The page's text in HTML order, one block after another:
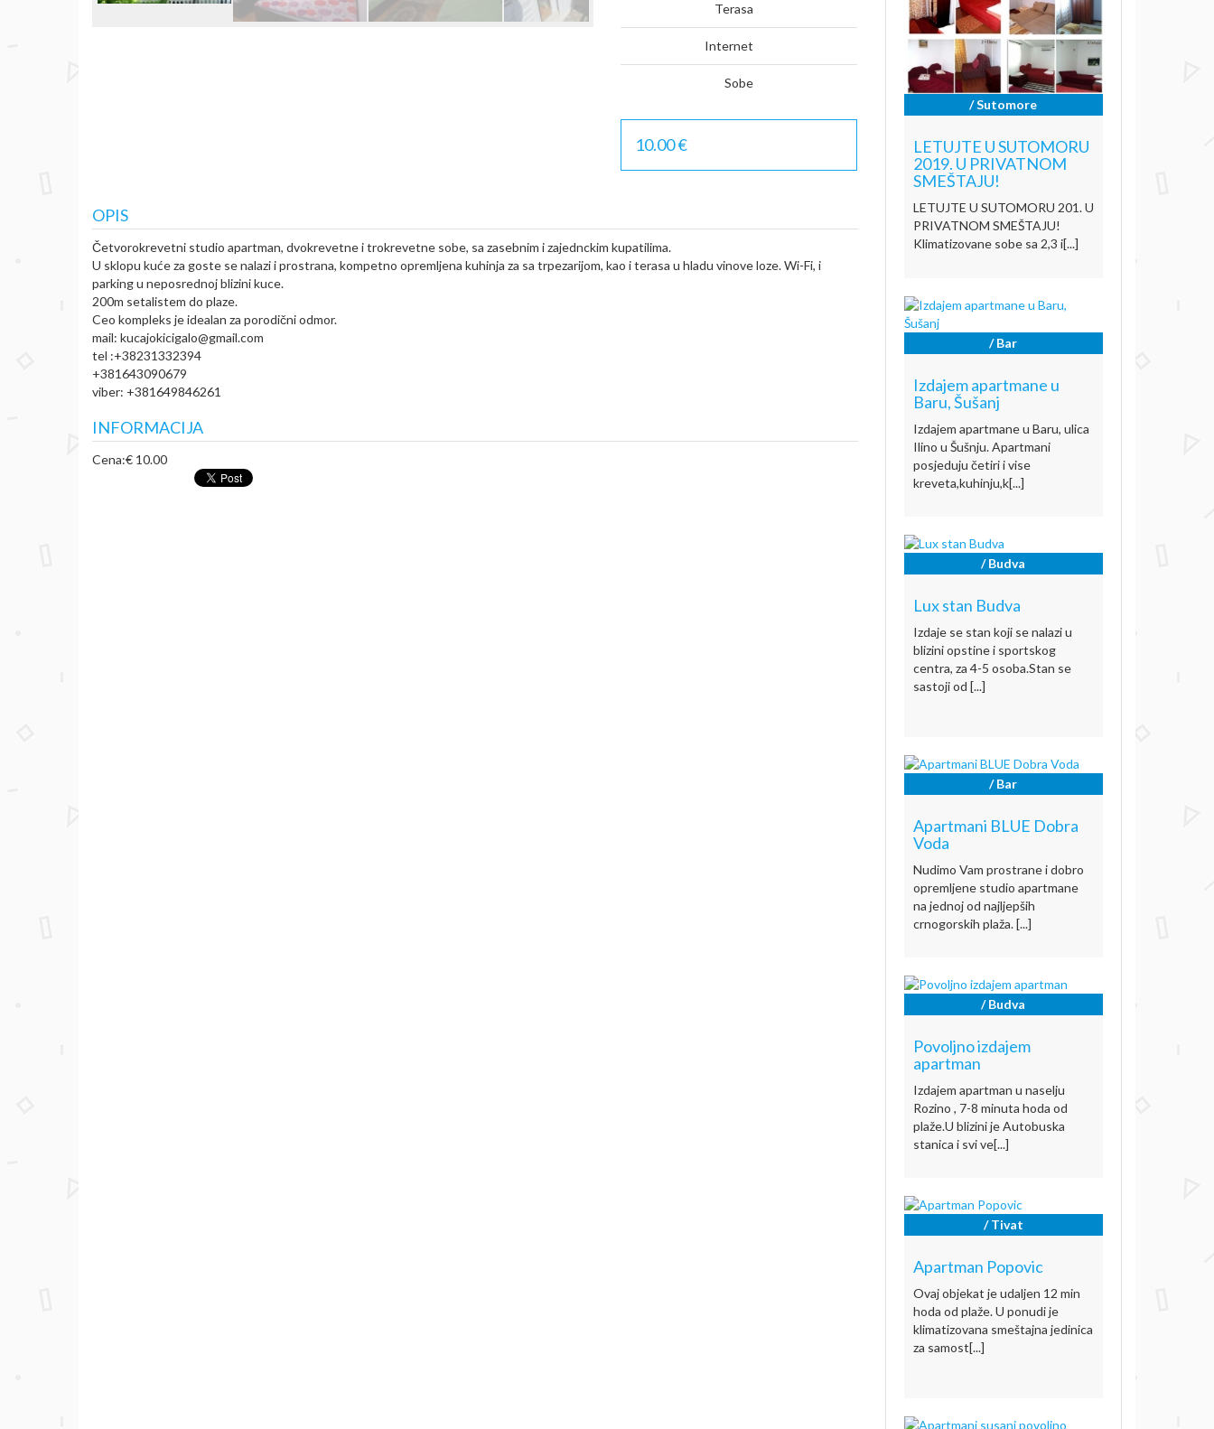
Terasa
Internet
Sobe
10.00 €
OPIS
Četvorokrevetni studio apartman, dvokrevetne i trokrevetne sobe, sa zasebnim i zajednckim kupatilima.
U sklopu kuće za goste se nalazi i prostrana, kompetno opremljena kuhinja za sa trpezarijom, kao i terasa u hladu vinove loze. Wi-Fi, i
parking u neposrednoj blizini kuce.
200m setalistem do plaze.
Ceo kompleks je idealan za porodični odmor.
mail: kucajokicigalo@gmail.com
tel :+38231332394
+381643090679
viber: +381649846261
INFORMACIJA
Cena:€ 10.00
/ Sutomore
LETUJTE U SUTOMORU
2019. U PRIVATNOM
SMEŠTAJU!
LETUJTE U SUTOMORU 201. U
PRIVATNOM SMEŠTAJU!
Klimatizovane sobe sa 2,3 i[...]
/ Bar
Izdajem apartmane u
Baru, Šušanj
Izdajem apartmane u Baru, ulica
Ilino u Šušnju. Apartmani
posjeduju četiri i vise
kreveta,kuhinju,k[...]
/ Budva
Lux stan Budva
Izdaje se stan koji se nalazi u
blizini opstine i sportskog
centra, za 4-5 osoba.Stan se
sastoji od [...]
/ Bar
Apartmani BLUE Dobra
Voda
Nudimo Vam prostrane i dobro
opremljene studio apartmane
na jednoj od najljepših
crnogorskih plaža. [...]
/ Budva
Povoljno izdajem
apartman
Izdajem apartman u naselju
Rozino , 7-8 minuta hoda od
plaže.U blizini je Autobuska
stanica i svi ve[...]
/ Tivat
Apartman Popovic
Ovaj objekat je udaljen 12 min
hoda od plaže. U ponudi je
klimatizovana smeštajna jedinica
za samost[...]